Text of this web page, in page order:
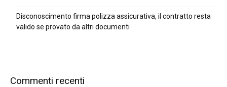
Disconoscimento firma polizza assicurativa, il contratto resta
valido se provato da altri documenti
Commenti recenti